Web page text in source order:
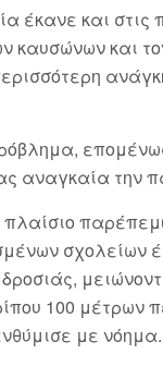
έκανε και
καυσώνων και
αναγκαία την
πλαίσιο
σχολείων
100 μέτρων
με νόημα.